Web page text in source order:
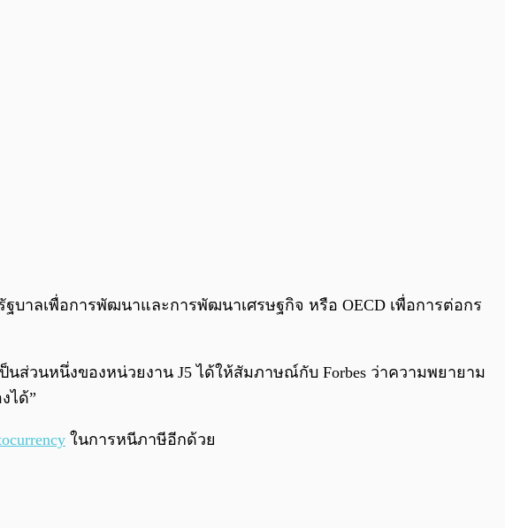
บาลเพื่อการพัฒนาและการพัฒนาเศรษฐกิจ หรือ OECD เพื่อการต่อกร
เป็นส่วนหนึ่งของหน่วยงาน J5 ได้ให้สัมภาษณ์กับ Forbes ว่าความพยายาม
ได้”
ในการหนีภาษีอีกด้วย